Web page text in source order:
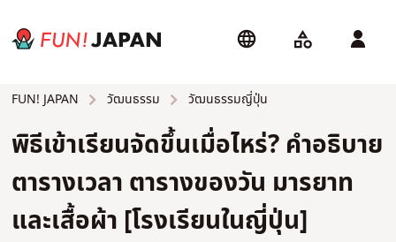
FUN! JAPAN วัฒนธรรม วัฒนธรรมญี่ปุ่น
พิธีเข้าเรียนจัดขึ้นเมื่อไหร่? คําอธิบาย
ตารางเวลา ตารางของวัน มารยาท
และเสื้อผ้า [โรงเรียนในญี่ปุ่น]